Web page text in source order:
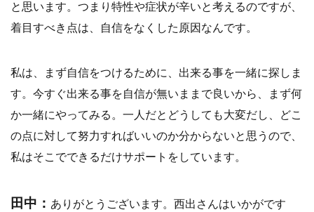
と思います。つまり特性や症状が辛いと考えるのですが、
着目すべき点は、自信をなくした原因なんです。
私は、まず自信をつけるために、出来る事を一緒に探しま
す。今すぐ出来る事を自信が無いままで良いから、まず何
か一緒にやってみる。一人だとどうしても大変だし、どこ
の点に対して努力すればいいのか分からないと思うので、
私はそこでできるだけサポートをしています。
田中： ありがとうございます。西出さんはいかがです